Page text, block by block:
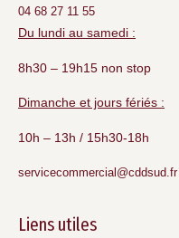
04 68 27 11 55
Du lundi au samedi :
8h30 – 19h15 non stop
Dimanche et jours fériés :
10h – 13h / 15h30-18h
servicecommercial@cddsud.fr
Liens utiles